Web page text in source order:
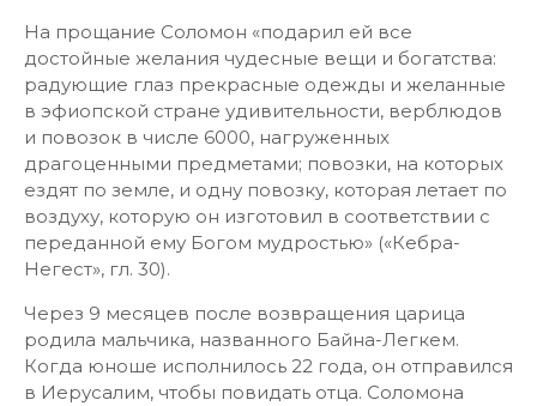
На прощание Соломон «подарил ей все
достойные желания чудесные вещи и богатства:
радующие глаз прекрасные одежды и желанные
в эфиопской стране удивительности, верблюдов
и повозок в числе 6000, нагруженных
драгоценными предметами; повозки, на которых
ездят по земле, и одну повозку, которая летает по
воздуху, которую он изготовил в соответствии с
переданной ему Богом мудростью» («Кебра-
Негест», гл. 30).
Через 9 месяцев после возвращения царица
родила мальчика, названного Байна-Легкем.
Когда юноше исполнилось 22 года, он отправился
в Иерусалим, чтобы повидать отца. Соломона